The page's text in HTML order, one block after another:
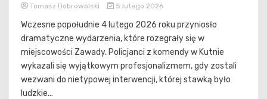
Tomasz Dobrowolski 5 lutego 2026
Wczesne popołudnie 4 lutego 2026 roku przyniosło
dramatyczne wydarzenia, które rozegrały się w
miejscowości Zawady. Policjanci z komendy w Kutnie
wykazali się wyjątkowym profesjonalizmem, gdy zostali
wezwani do nietypowej interwencji, której stawką było
ludzkie...